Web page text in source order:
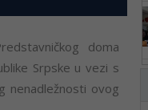
doma
Srpske u vezi s
nenadležnosti ovog